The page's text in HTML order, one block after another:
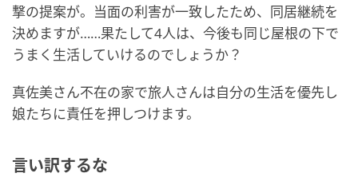
撃の提案が。当面の利害が一致したため、同居継続を
決めますが……果たして4人は、今後も同じ屋根の下で
うまく生活していけるのでしょうか？
真佐美さん不在の家で旅人さんは自分の生活を優先し
娘たちに責任を押しつけます。
言い訳するな